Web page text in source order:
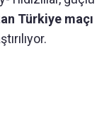
Türkiye maçı